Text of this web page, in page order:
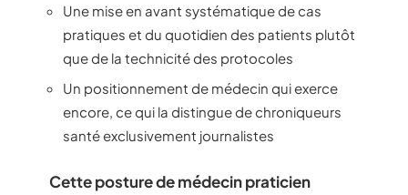
Une mise en avant systématique de cas
pratiques et du quotidien des patients plutôt
que de la technicité des protocoles
Un positionnement de médecin qui exerce
encore, ce qui la distingue de chroniqueurs
santé exclusivement journalistes
Cette posture de médecin praticien